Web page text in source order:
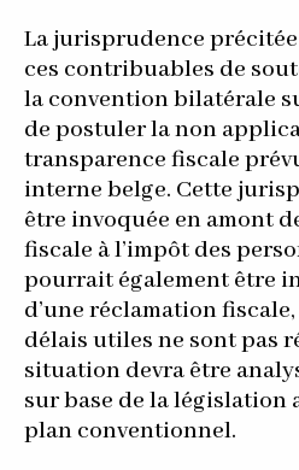
La jurisprudence
ces contribuables de
la convention bilatérale
de postuler la non
transparence fiscale
interne belge. Cette
être invoquée en amont
fiscale à l’impôt des
pourrait également être
d’une réclamation
délais utiles ne sont pas
situation devra être
sur base de la législation
plan conventionnel.